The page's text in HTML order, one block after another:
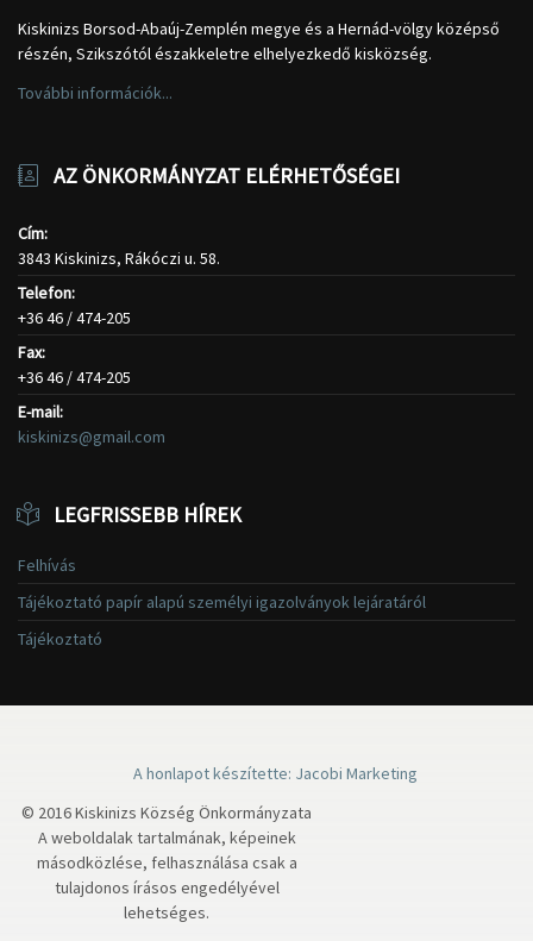
Kiskinizs Borsod-Abaúj-Zemplén megye és a Hernád-völgy középső
részén, Szikszótól északkeletre elhelyezkedő kisközség.
További információk...
AZ ÖNKORMÁNYZAT ELÉRHETŐSÉGEI
Cím:
3843 Kiskinizs, Rákóczi u. 58.
Telefon:
+36 46 / 474-205
Fax:
+36 46 / 474-205
E-mail:
kiskinizs@gmail.com
LEGFRISSEBB HÍREK
Felhívás
Tájékoztató papír alapú személyi igazolványok lejáratáról
Tájékoztató
A honlapot készítette: Jacobi Marketing
© 2016 Kiskinizs Község Önkormányzata
A weboldalak tartalmának, képeinek
másodközlése, felhasználása csak a
tulajdonos írásos engedélyével
lehetséges.